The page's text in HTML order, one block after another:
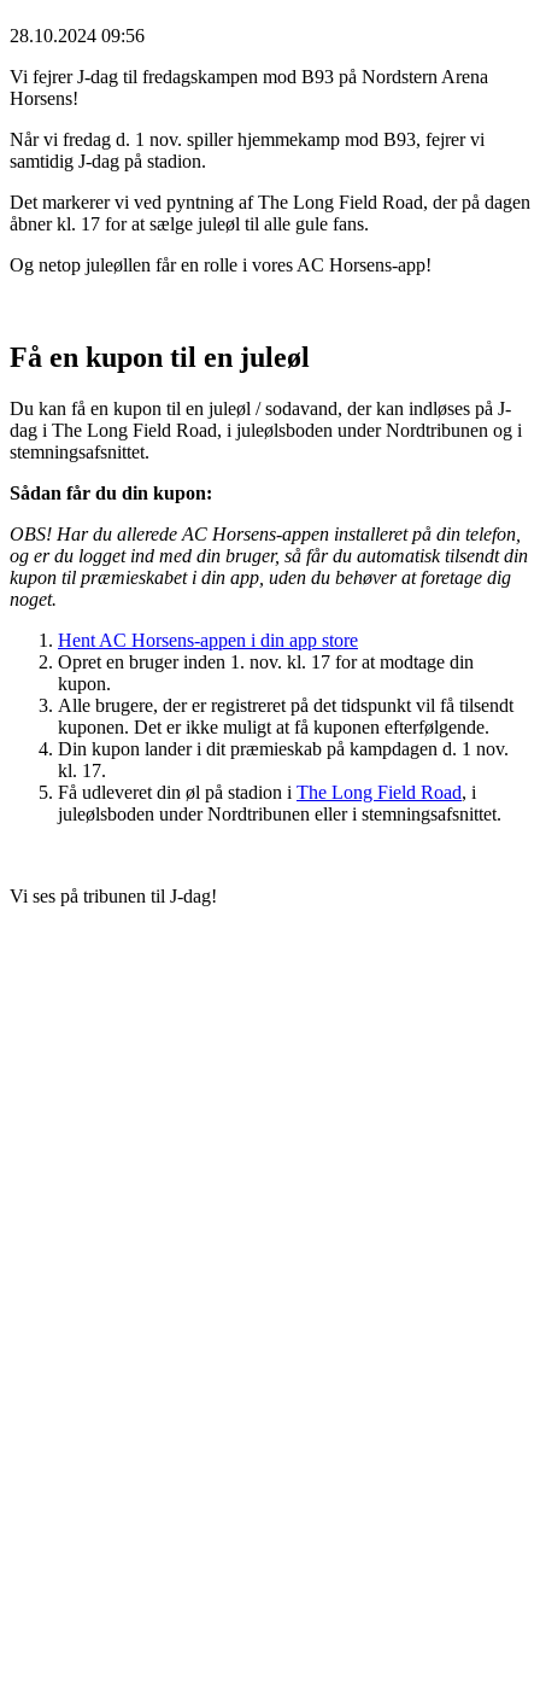
28.10.2024 09:56
Vi fejrer J-dag til fredagskampen mod B93 på Nordstern Arena
Horsens!
Når vi fredag d. 1 nov. spiller hjemmekamp mod B93, fejrer vi
samtidig J-dag på stadion.
Det markerer vi ved pyntning af The Long Field Road, der på dagen
åbner kl. 17 for at sælge juleøl til alle gule fans.
Og netop juleøllen får en rolle i vores AC Horsens-app!
Få en kupon til en juleøl
Du kan få en kupon til en juleøl / sodavand, der kan indløses på J-
dag i The Long Field Road, i juleølsboden under Nordtribunen og i
stemningsafsnittet.
Sådan får du din kupon:
OBS! Har du allerede AC Horsens-appen installeret på din telefon,
og er du logget ind med din bruger, så får du automatisk tilsendt din
kupon til præmieskabet i din app, uden du behøver at foretage dig
noget.
Hent AC Horsens-appen i din app store
Opret en bruger inden 1. nov. kl. 17 for at modtage din
kupon.
Alle brugere, der er registreret på det tidspunkt vil få tilsendt
kuponen. Det er ikke muligt at få kuponen efterfølgende.
Din kupon lander i dit præmieskab på kampdagen d. 1 nov.
kl. 17.
Få udleveret din øl på stadion i The Long Field Road, i
juleølsboden under Nordtribunen eller i stemningsafsnittet.
Vi ses på tribunen til J-dag!